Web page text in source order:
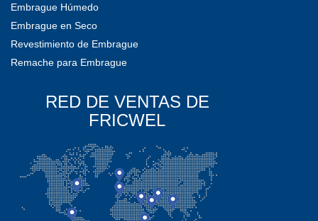
Embrague Húmedo
Embrague en Seco
Revestimiento de Embrague
Remache para Embrague
RED DE VENTAS DE
FRICWEL